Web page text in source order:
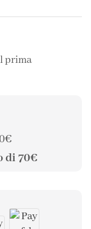
prima
di 70€